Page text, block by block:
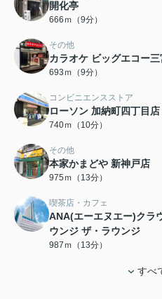
開化亭
666ｍ（9分）
その他
カラオケ ビッグエコー
693ｍ（9分）
コンビニエンスストア
ローソン 加納町四丁目店
740ｍ（10分）
その他
本家かまどや 新神戸店
975ｍ（13分）
喫茶店・カフェ
ANA(エーエヌエー)クラ
ウンジ ザ・ラウンジ
987ｍ（13分）
すべ